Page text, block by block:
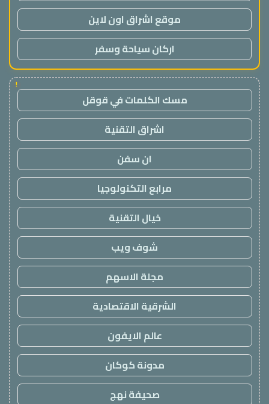
موقع اشراق اون لاين
اركان سياحة وسفر
!
مسك الكلمات في قوقل
اشراق التقنية
ان سفن
مرابع التكنولوجيا
خيال التقنية
شوف ويب
مجلة الاسهم
الشرقية الاقتصادية
عالم الايفون
مدونة كوكان
صحيفة نهج